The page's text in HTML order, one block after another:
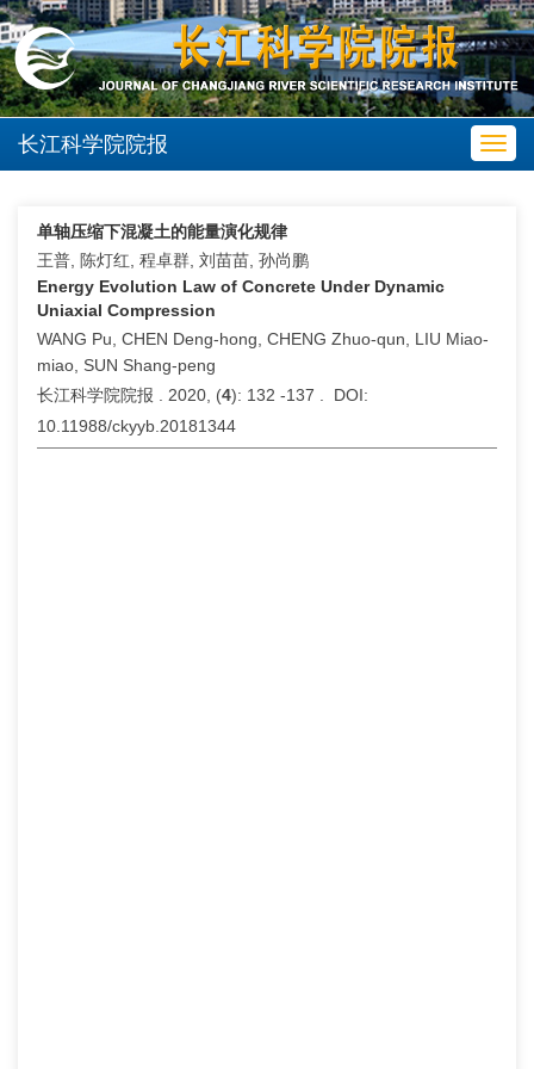
长江科学院院报
单轴压缩下混凝土的能量演化规律
王普, 陈灯红, 程卓群, 刘苗苗, 孙尚鹏
Energy Evolution Law of Concrete Under Dynamic
Uniaxial Compression
WANG Pu, CHEN Deng-hong, CHENG Zhuo-qun, LIU Miao-
miao, SUN Shang-peng
长江科学院院报 . 2020, (4): 132 -137 . DOI:
10.11988/ckyyb.20181344